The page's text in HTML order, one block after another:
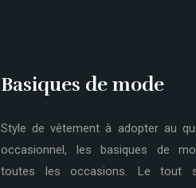
Basiques de mode
Style de vêtement à adopter au
occasionnel, les basiques de
toutes les occasions. Le tout